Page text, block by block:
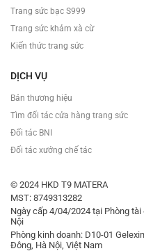
Trang sức bạc S999
Trang sức khảm xà cừ
Kiến thức trang sức
DỊCH VỤ
Bán thương hiệu
Tìm đối tác cửa hàng trang sức
Đối tác BNI
Đối tác xưởng chế tác
© 2024 HKD T9 MATERA
MST: 8749313282
Ngày cấp 4/04/2024 tại Phòng tài
Nội
Phòng kinh doanh: D10-01
Đông, Hà Nội, Việt Nam